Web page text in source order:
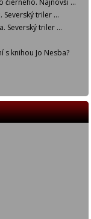
čierneho. Najnovší ...
triler ...
Severský triler ...
knihou Jo Nesba?